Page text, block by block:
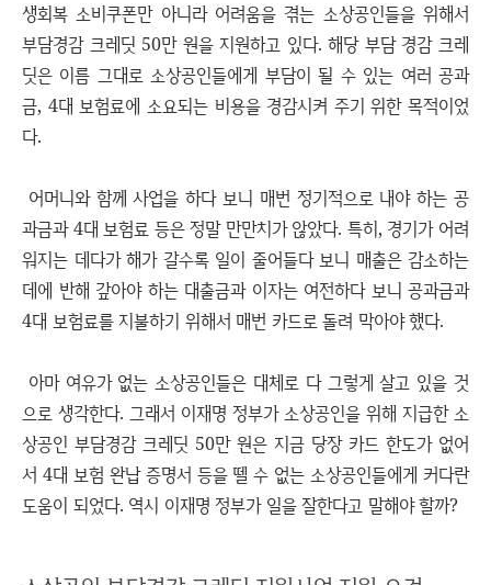
생회복 소비쿠폰만 아니라 어려움을 겪는 소상공인들을 위해서
부담경감 크레딧 50만 원을 지원하고 있다. 해당 부담 경감 크레
딧은 이름 그대로 소상공인들에게 부담이 될 수 있는 여러 공과
금, 4대 보험료에 소요되는 비용을 경감시켜 주기 위한 목적이었
다.
어머니와 함께 사업을 하다 보니 매번 정기적으로 내야 하는 공
과금과 4대 보험료 등은 정말 만만치가 않았다. 특히, 경기가 어려
워지는 데다가 해가 갈수록 일이 줄어들다 보니 매출은 감소하는
데에 반해 갚아야 하는 대출금과 이자는 여전하다 보니 공과금과
4대 보험료를 지불하기 위해서 매번 카드로 돌려 막아야 했다.
아마 여유가 없는 소상공인들은 대체로 다 그렇게 살고 있을 것
으로 생각한다. 그래서 이재명 정부가 소상공인을 위해 지급한 소
상공인 부담경감 크레딧 50만 원은 지금 당장 카드 한도가 없어
서 4대 보험 완납 증명서 등을 뗄 수 없는 소상공인들에게 커다란
도움이 되었다. 역시 이재명 정부가 일을 잘한다고 말해야 할까?